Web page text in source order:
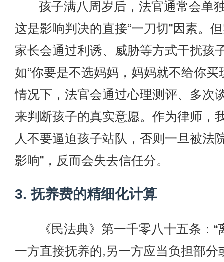
孩子满八周岁后，法官通常会单
这是影响判决的直接“一刀切”因素。
家长会通过利诱、威胁等方式干扰孩
如“你要是不选妈妈，妈妈就不给你买
情况下，法官会通过心理测评、多次
来判断孩子的真实意愿。作为律师，
人不要逼迫孩子站队，否则一旦被法
影响”，反而会失去信任分。
3. 抚养费的精细化计算
《民法典》第一千零八十五条：
一方直接抚养的,另一方应当负担部分